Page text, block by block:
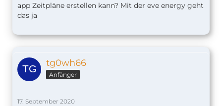
app Zeitpläne erstellen kann? Mit der eve energy geht
das ja
tg0wh66
Anfänger
17. September 2020